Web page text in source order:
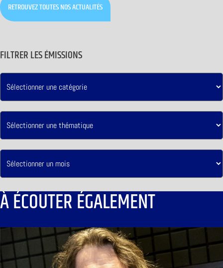
RETROUVEZ TOUTES NOS ACTUALITÉS
FILTRER LES ÉMISSIONS
À ÉCOUTER ÉGALEMENT